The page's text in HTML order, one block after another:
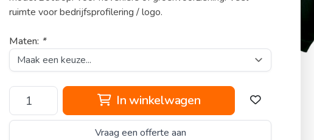
ruimte voor bedrijfsprofilering / logo.
Maten: *
In winkelwagen
Vraag een offerte aan